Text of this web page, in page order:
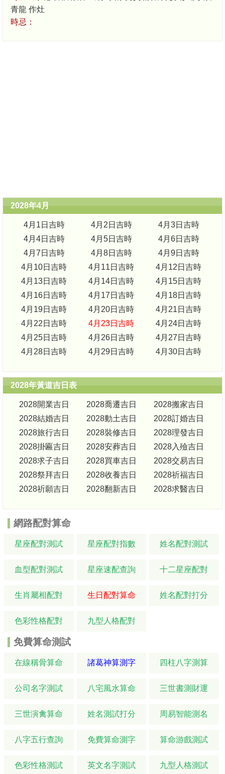
青龍 作灶
時忌：
2028年4月
4月1日吉時 4月2日吉時
4月3日吉時
4月4日吉時
4月5日吉時
4月6日吉時
4月7日吉時
4月8日吉時
4月9日吉時
4月10日吉時
4月11日吉時
4月12日吉時
4月13日吉時
4月14日吉時
4月15日吉時
4月16日吉時
4月17日吉時
4月18日吉時
4月19日吉時
4月20日吉時
4月21日吉時
4月22日吉時
4月23日吉時
4月24日吉時
4月25日吉時
4月26日吉時
4月27日吉時
4月28日吉時
4月29日吉時 4月30日吉時
2028年黃道吉日表
2028開業吉日 2028喬遷吉日
2028搬家吉日
2028結婚吉日
2028動土吉日
2028訂婚吉日
2028旅行吉日
2028裝修吉日
2028理發吉日
2028掛匾吉日
2028安葬吉日
2028入殮吉日
2028求子吉日
2028買車吉日
2028交易吉日
2028祭拜吉日
2028收養吉日
2028祈福吉日
2028祈願吉日
2028翻新吉日 2028求醫吉日
網路配對算命
星座配對測試 星座配對指數 姓名配對測試
血型配對測試 星座速配查詢 十二星座配對
生肖屬相配對 生日配對算命 姓名配對打分
色彩性格配對 九型人格配對
免費算命測試
在線稱骨算命 諸葛神算測字 四柱八字測算
公司名字測試 八宅風水算命 三世書測財運
三世演禽算命 姓名測試打分 周易智能測名
八字五行查詢 免費算命測字 算命游戲測試
色彩性格測試 英文名字測試 九型人格測試